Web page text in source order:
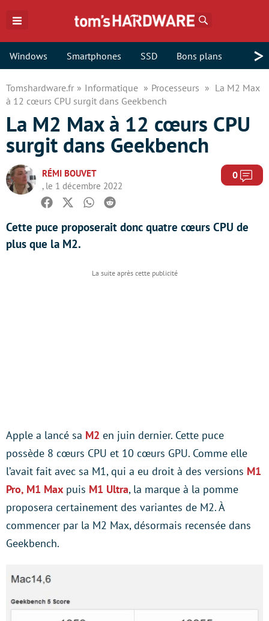
Windows Smartphones SSD Bons plans >
Tomshardware.fr Informatique Processeurs
La M2 Max
à 12 cœurs CPU surgit dans Geekbench
La M2 Max à 12 cœurs CPU
surgit dans Geekbench
RÉMI BOUVET
, le 1 décembre 2022
0
Facebook
TwitterWhatsapp
Reddit
Cette puce proposerait donc quatre cœurs CPU de
plus que la M2.
Apple a lancé sa M2 en juin dernier. Cette puce
possède 8 cœurs CPU et 10 cœurs GPU. Comme elle
l’avait fait avec sa M1, qui a eu droit à des versions M1
Pro, M1 Max puis M1 Ultra, la marque à la pomme
proposera certainement des variantes de M2. À
commencer par la M2 Max, désormais recensée dans
Geekbench.